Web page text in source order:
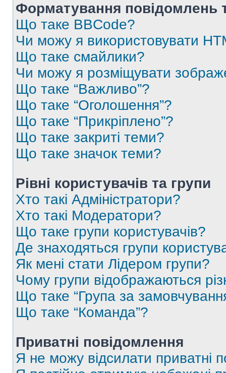
Форматування повідомлень
Що таке BBCode?
Чи можу я використовувати
Що таке смайлики?
Чи можу я розміщувати
Що таке “Важливо”?
Що таке “Оголошення”?
Що таке “Прикріплено”?
Що таке закриті теми?
Що таке значок теми?
Рівні користувачів та групи
Хто такі Адміністратори?
Хто такі Модератори?
Що таке групи користувачів?
Де знаходяться групи
Як мені стати Лідером групи?
Чому групи відображаються
Що таке “Група за
Що таке “Команда”?
Приватні повідомлення
Я не можу відсилати приватні